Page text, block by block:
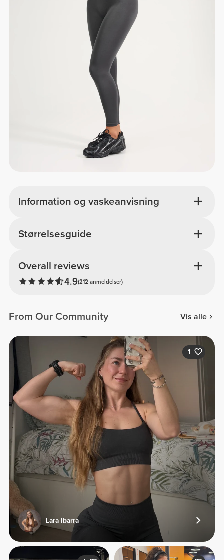
Information og vaskeanvisning
Overall reviews
4.9(212 anmeldelser)
Størrelsesguide
From Our Community Vis alle
1
Lara Ibarra